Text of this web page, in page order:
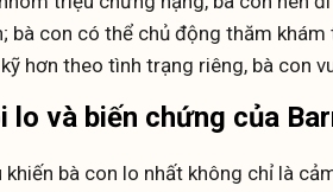
bà con có thể chủ động thăm khám
hơn theo tình trạng riêng, bà con
lo và biến chứng của
khiến bà con lo nhất không chỉ là